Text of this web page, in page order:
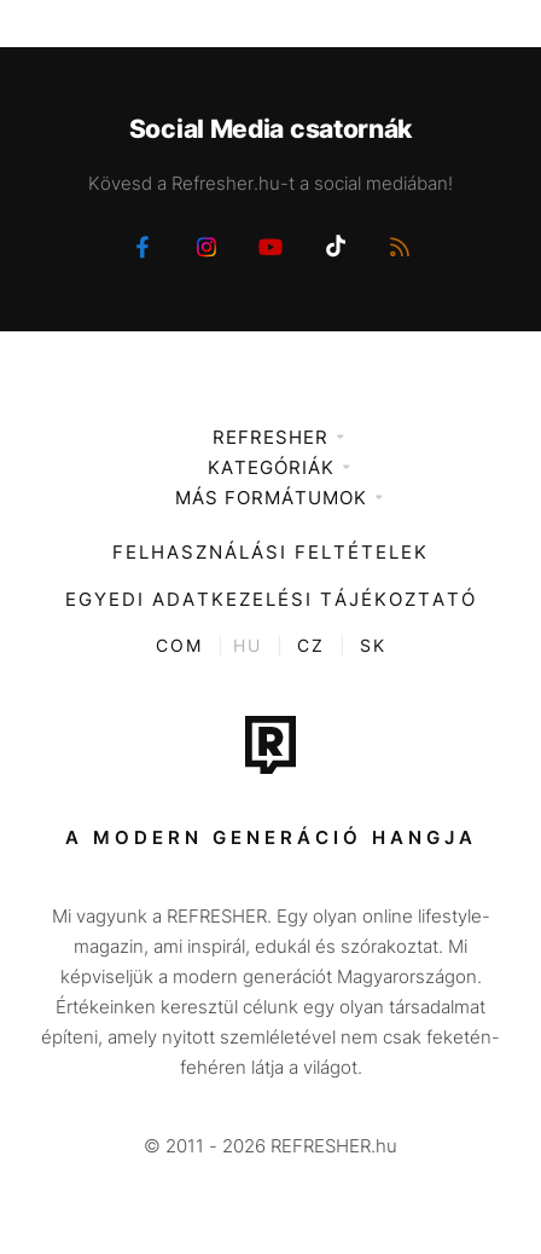
Social Media csatornák
Kövesd a Refresher.hu-t a social mediában!
REFRESHER
Médiaajánlat
KATEGÓRIÁK
Zene
Divat
Kultúra
ENTR
Tech-Tudomány
Sport
Társadalom
Utazás
Életmód
Design
Beszélgetések
Videó
MÁS FORMÁTUMOK
FELHASZNÁLÁSI FELTÉTELEK
EGYEDI ADATKEZELÉSI TÁJÉKOZTATÓ
COM HU CZ SK
A MODERN GENERÁCIÓ HANGJA
Mi vagyunk a REFRESHER. Egy olyan online lifestyle-
magazin, ami inspirál, edukál és szórakoztat. Mi
képviseljük a modern generációt Magyarországon.
Értékeinken keresztül célunk egy olyan társadalmat
építeni, amely nyitott szemléletével nem csak feketén-
fehéren látja a világot.
© 2011 - 2026 REFRESHER.hu